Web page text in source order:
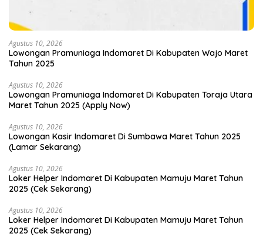
Agustus 10, 2026
Lowongan Pramuniaga Indomaret Di Kabupaten Wajo Maret
Tahun 2025
Agustus 10, 2026
Lowongan Pramuniaga Indomaret Di Kabupaten Toraja Utara
Maret Tahun 2025 (Apply Now)
Agustus 10, 2026
Lowongan Kasir Indomaret Di Sumbawa Maret Tahun 2025
(Lamar Sekarang)
Agustus 10, 2026
Loker Helper Indomaret Di Kabupaten Mamuju Maret Tahun
2025 (Cek Sekarang)
Agustus 10, 2026
Loker Helper Indomaret Di Kabupaten Mamuju Maret Tahun
2025 (Cek Sekarang)